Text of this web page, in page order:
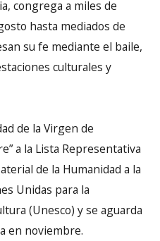
congrega a miles de
hasta mediados de
su fe mediante el baile,
culturales y
de la Virgen de
a la Lista Representativa
de la Humanidad a la
Unidas para la
(Unesco) y se aguarda
en noviembre.